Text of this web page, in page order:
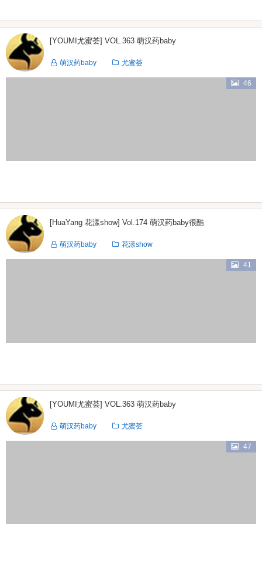
[YOUMI尤蜜荟] VOL.363 萌汉药baby
萌汉药baby 尤蜜荟
46
[HuaYang 花漾show] Vol.174 萌汉药baby很酷
萌汉药baby 花漾show
41
[YOUMI尤蜜荟] VOL.363 萌汉药baby
萌汉药baby 尤蜜荟
47